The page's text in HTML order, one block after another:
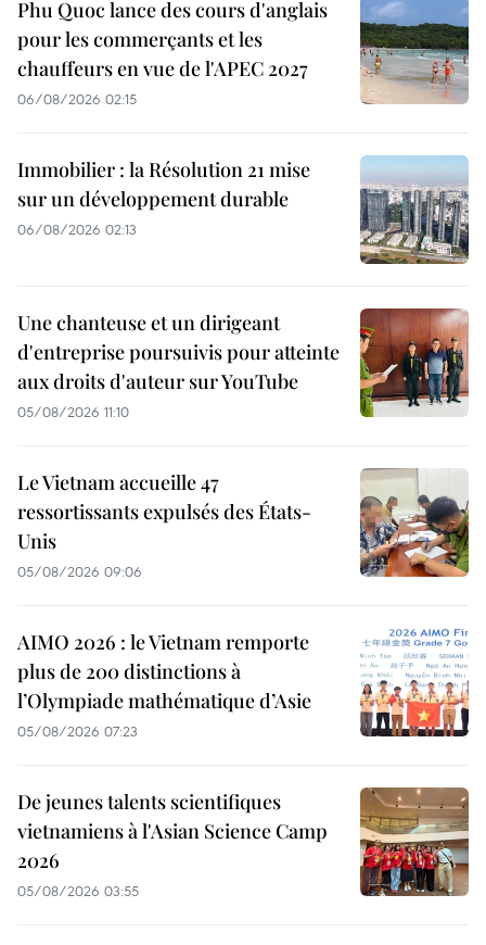
Phu Quoc lance des cours d'anglais
pour les commerçants et les
chauffeurs en vue de l'APEC 2027
06/08/2026 02:15
Immobilier : la Résolution 21 mise
sur un développement durable
06/08/2026 02:13
Une chanteuse et un dirigeant
d'entreprise poursuivis pour atteinte
aux droits d'auteur sur YouTube
05/08/2026 11:10
Le Vietnam accueille 47
ressortissants expulsés des États-
Unis
05/08/2026 09:06
AIMO 2026 : le Vietnam remporte
plus de 200 distinctions à
l’Olympiade mathématique d’Asie
05/08/2026 07:23
De jeunes talents scientifiques
vietnamiens à l'Asian Science Camp
2026
05/08/2026 03:55